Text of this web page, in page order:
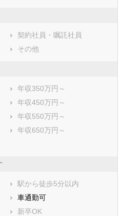
契約社員・嘱託社員
その他
年収350万円～
年収450万円～
年収550万円～
年収650万円～
駅から徒歩5分以内
車通勤可
新卒OK